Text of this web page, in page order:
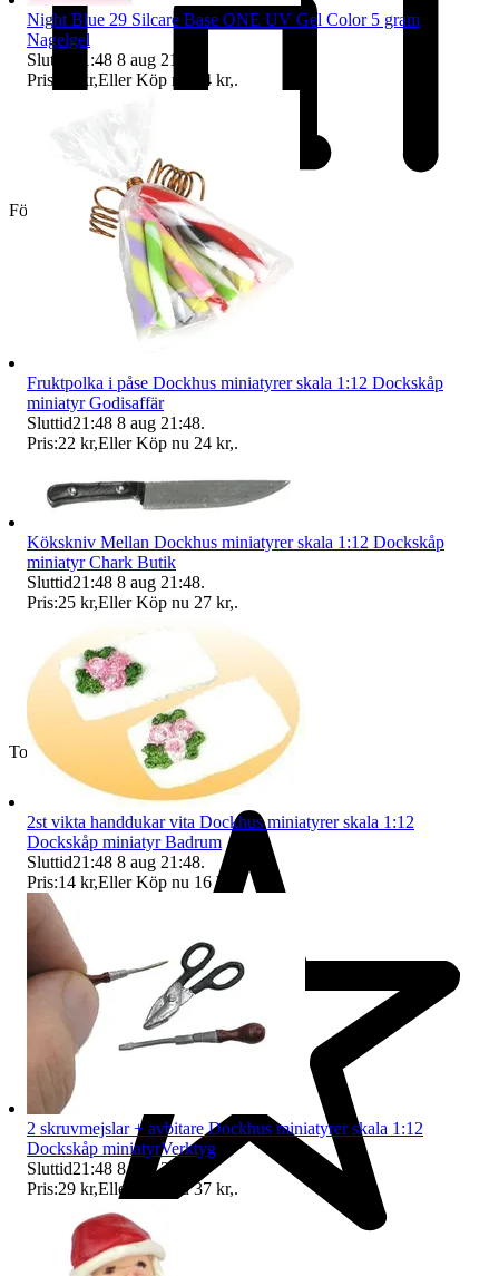
Företag
Toppsäljare
Night Blue 29 Silcare Base ONE UV Gel Color 5 gram
Nagelgel
Sluttid
21:48 8 aug 21:48
Pris:
23 kr,Eller Köp nu 24 kr,.
Fruktpolka i påse Dockhus miniatyrer skala 1:12 Dockskåp
miniatyr Godisaffär
Sluttid21:48 8 aug 21:48.
Pris:22 kr,Eller Köp nu 24 kr,.
Kökskniv Mellan Dockhus miniatyrer skala 1:12 Dockskåp
miniatyr Chark Butik
Sluttid21:48 8 aug 21:48.
Pris:25 kr,Eller Köp nu 27 kr,.
2st vikta handdukar vita Dockhus miniatyrer skala 1:12
Dockskåp miniatyr Badrum
Sluttid21:48 8 aug 21:48.
Pris:14 kr,Eller Köp nu 16 kr
2 skruvmejslar + avbitare Dockhus miniatyrer skala 1:12
Dockskåp miniatyrVerktyg
Sluttid21:48 8 aug 21:48
Pris:29 kr,Eller Köp nu 37 kr,.